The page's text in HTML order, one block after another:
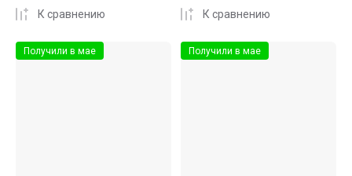
К сравнению К сравнению
Получили в мае Получили в мае